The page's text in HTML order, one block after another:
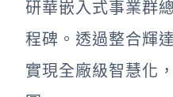
研華嵌入式事業群
程碑。透過整合輝
實現全廠級智慧化